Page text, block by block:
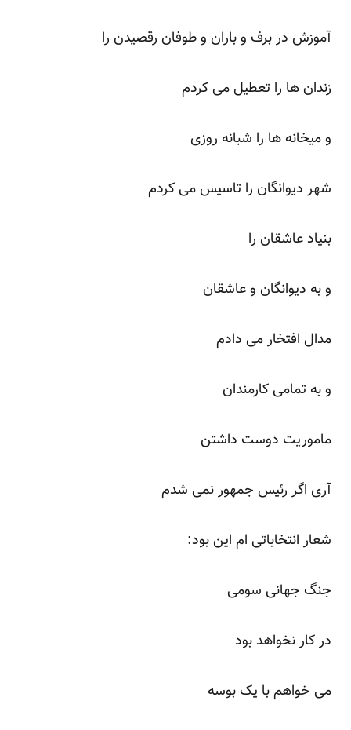
آموزش در برف و باران و طوفان رقصیدن را
زندان ها را تعطیل می کردم
و میخانه ها را شبانه روزی
شهر دیوانگان را تاسیس می کردم
بنیاد عاشقان را
و به دیوانگان و عاشقان
مدال افتخار می دادم
و به تمامی کارمندان
ماموریت دوست داشتن
آری اگر رئیس جمهور نمی شدم
شعار انتخاباتی ام این بود:
جنگ جهانی سومی
در کار نخواهد بود
می خواهم با یک بوسه